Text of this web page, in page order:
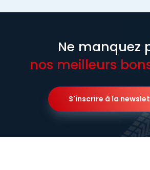
Ne manquez
nos meilleurs
S'inscrire à la